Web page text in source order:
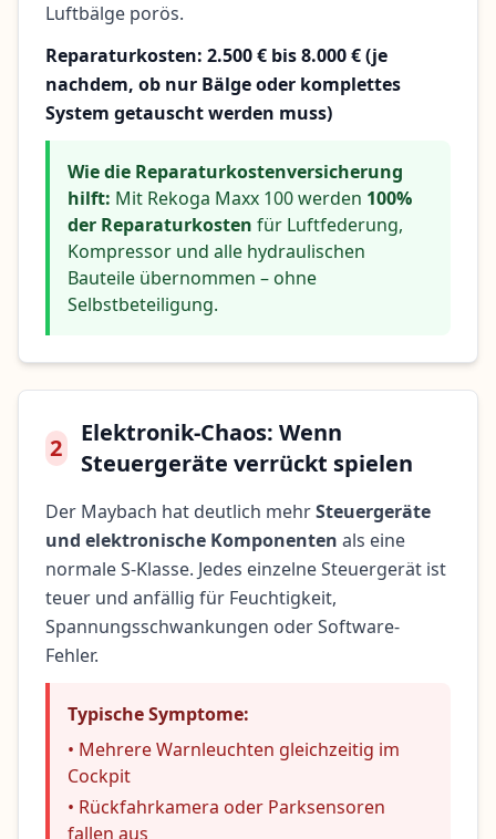
Luftbälge porös.
Reparaturkosten: 2.500 € bis 8.000 € (je
nachdem, ob nur Bälge oder komplettes
System getauscht werden muss)
Wie die Reparaturkostenversicherung
hilft: Mit Rekoga Maxx 100 werden 100%
der Reparaturkosten für Luftfederung,
Kompressor und alle hydraulischen
Bauteile übernommen – ohne
Selbstbeteiligung.
2
Elektronik-Chaos: Wenn
Steuergeräte verrückt spielen
Der Maybach hat deutlich mehrSteuergeräte
und elektronische Komponenten als eine
normale S-Klasse. Jedes einzelne Steuergerät ist
teuer und anfällig für Feuchtigkeit,
Spannungsschwankungen oder Software-
Fehler.
Typische Symptome:
• Mehrere Warnleuchten gleichzeitig im
Cockpit
• Rückfahrkamera oder Parksensoren
fallen aus